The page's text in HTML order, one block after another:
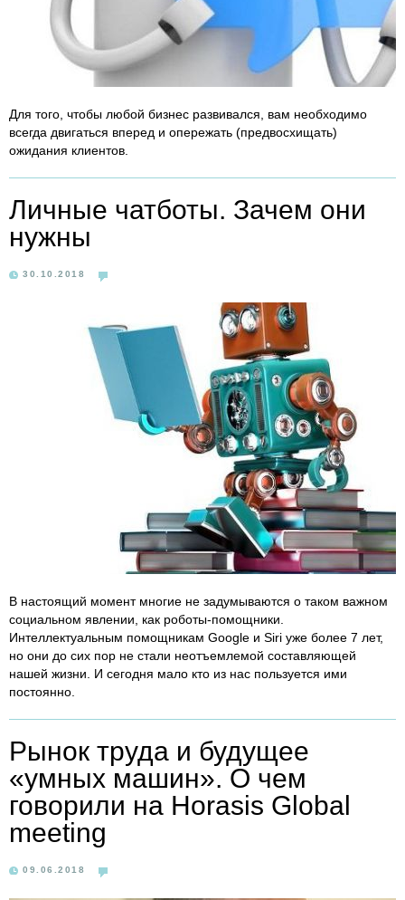
Для того, чтобы любой бизнес развивался, вам необходимо
всегда двигаться вперед и опережать (предвосхищать)
ожидания клиентов.
Личные чатботы. Зачем они
нужны
30.10.2018
В настоящий момент многие не задумываются о таком важном
социальном явлении, как роботы-помощники.
Интеллектуальным помощникам Google и Siri уже более 7 лет,
но они до сих пор не стали неотъемлемой составляющей
нашей жизни. И сегодня мало кто из нас пользуется ими
постоянно.
Рынок труда и будущее
«умных машин». О чем
говорили на Horasis Global
meeting
09.06.2018